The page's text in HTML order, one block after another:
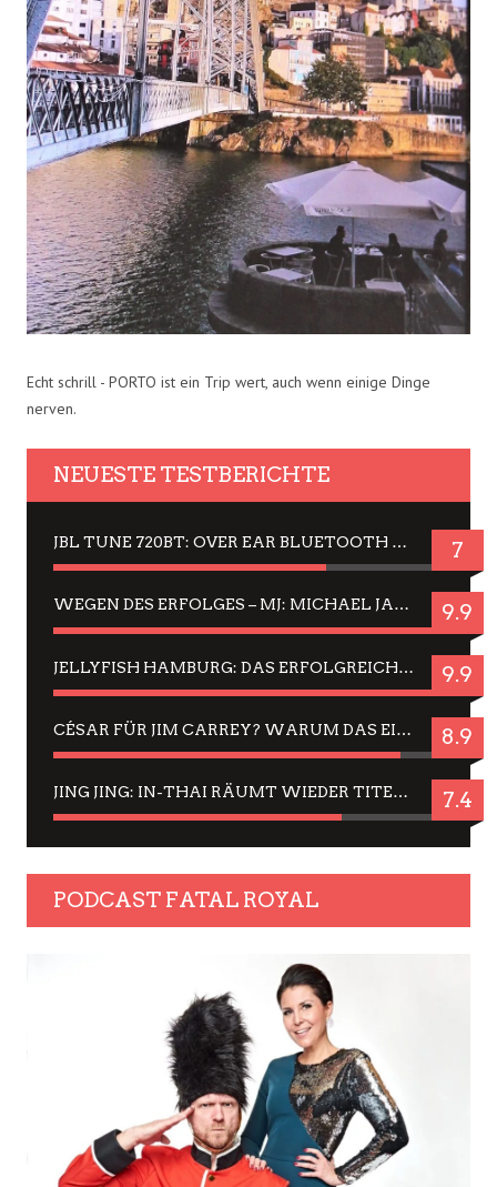
Echt schrill - PORTO ist ein Trip wert, auch wenn einige Dinge
nerven.
NEUESTE TESTBERICHTE
JBL TUNE 720BT: OVER EAR BLUETOOTH KOPFHÖRER UM DIE 50,-€ IM DAUER-TEST 7
WEGEN DES ERFOLGES – MJ: MICHAEL JACKSON MUSICAL IN EINER MATINEE SEHEN 9.9
JELLYFISH HAMBURG: DAS ERFOLGREICHE SOMMER-MENÜ 2025 IN GEFÜHLEN UND BILDERN 9.9
CÉSAR FÜR JIM CARREY? WARUM DAS EINER DER NERVIGSTEN ACTORS IST UND BLEIBT 8.9
JING JING: IN-THAI RÄUMT WIEDER TITEL AB – EIN ZWEI-STUNDEN-ERLEBNISBERICHT 7.4
PODCAST FATAL ROYAL